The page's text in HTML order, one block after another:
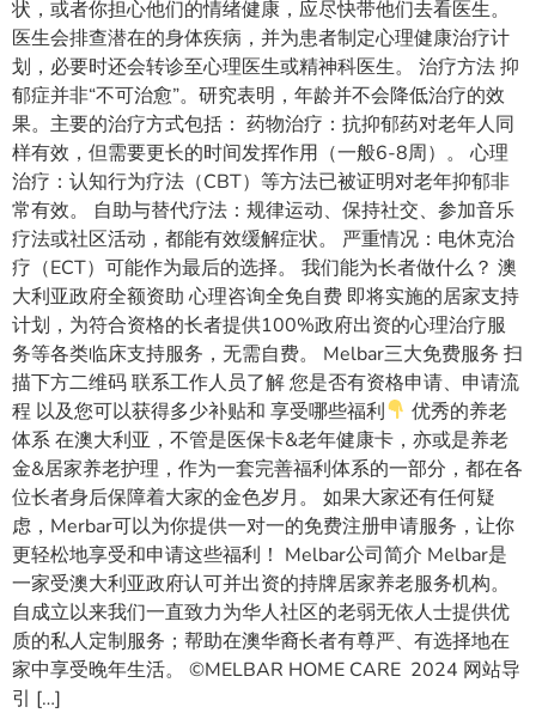
状，或者你担心他们的情绪健康，应尽快带他们去看医生。
医生会排查潜在的身体疾病，并为患者制定心理健康治疗计
划，必要时还会转诊至心理医生或精神科医生。 治疗方法 抑
郁症并非“不可治愈”。研究表明，年龄并不会降低治疗的效
果。主要的治疗方式包括： 药物治疗：抗抑郁药对老年人同
样有效，但需要更长的时间发挥作用（一般6-8周）。 心理
治疗：认知行为疗法（CBT）等方法已被证明对老年抑郁非
常有效。 自助与替代疗法：规律运动、保持社交、参加音乐
疗法或社区活动，都能有效缓解症状。 严重情况：电休克治
疗（ECT）可能作为最后的选择。 我们能为长者做什么？ 澳
大利亚政府全额资助 心理咨询全免自费 即将实施的居家支持
计划，为符合资格的长者提供100%政府出资的心理治疗服
务等各类临床支持服务，无需自费。 Melbar三大免费服务 扫
描下方二维码 联系工作人员了解 您是否有资格申请、申请流
程 以及您可以获得多少补贴和 享受哪些福利
优秀的养老
体系 在澳大利亚，不管是医保卡&老年健康卡，亦或是养老
金&居家养老护理，作为一套完善福利体系的一部分，都在各
位长者身后保障着大家的金色岁月。 如果大家还有任何疑
虑，Merbar可以为你提供一对一的免费注册申请服务，让你
更轻松地享受和申请这些福利！ Melbar公司简介 Melbar是
一家受澳大利亚政府认可并出资的持牌居家养老服务机构。
自成立以来我们一直致力为华人社区的老弱无依人士提供优
质的私人定制服务；帮助在澳华裔长者有尊严、有选择地在
家中享受晚年生活。 ©MELBAR HOME CARE 2024 网站导
引 […]